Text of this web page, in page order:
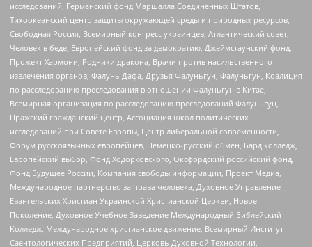
исследований, Германский фонд Маршалла Соединенных Штатов,
Тихоокеанский центр защиты окружающей среды и природных ресурсов,
Свободная Россия, Всемирный конгресс украинцев, Атлантический совет,
Человек в беде, Европейский фонд за демократию, Джеймстаунский фонд,
Прожект Хармони, Родники дракона, Врачи против насильственного
извлечения органов, Фалунь Дафа, Друзья Фалуньгун, Фалуньгун, Коалиция
по расследованию преследования в отношении Фалуньгун в Китае,
Всемирная организация по расследованию преследований Фалуньгун,
Пражский гражданский центр, Ассоциация школ политических
исследований при Совете Европы, Центр либеральной современности,
Форум русскоязычных европейцев, Немецко-русский обмен, Бард колледж,
Европейский выбор, Фонд Ходорковского, Оксфордский российский фонд,
Фонд Будущее России, Компания свободы информации, Проект Медиа,
Международное партнерство за права человека, Духовное Управление
Евангельских Христиан Украинской Христианской Церкви, Новое
Поколение, Духовное Учебное Заведение Международный Библейский
Колледж, Международное христианское движение, Всемирный Институт
Саентологических Предприятий, Церковь Духовной Технологии,